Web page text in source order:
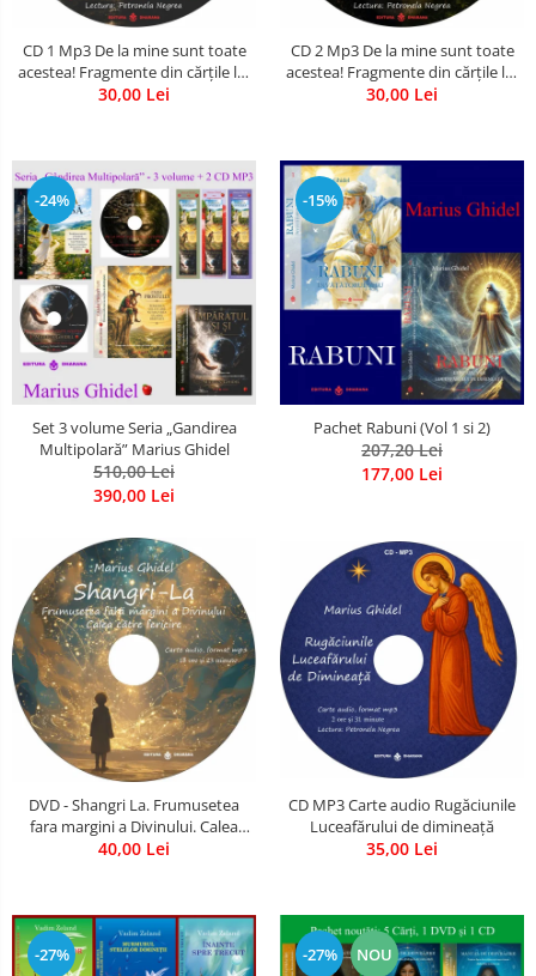
CD 1 Mp3 De la mine sunt toate
acestea! Fragmente din cărțile lui
Marius Ghidel
30,00 Lei
CD 2 Mp3 De la mine sunt toate
acestea! Fragmente din cărțile lui
Marius Ghidel
30,00 Lei
-24%
Set 3 volume Seria „Gandirea
Multipolară” Marius Ghidel
510,00 Lei
390,00 Lei
-15%
Pachet Rabuni (Vol 1 si 2)
207,20 Lei
177,00 Lei
DVD - Shangri La. Frumusetea
fara margini a Divinului. Calea
catre fericire
40,00 Lei
CD MP3 Carte audio Rugăciunile
Luceafărului de dimineață
35,00 Lei
-27% -27% NOU